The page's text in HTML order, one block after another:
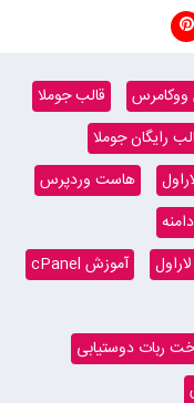
قالب جوملا
رایگان جوملا
هاست وردپرس
آموزش cPanel
ربات دوستیابی